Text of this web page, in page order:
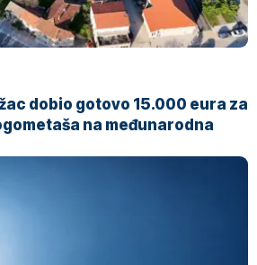
dobio gotovo 15.000 eura za
na međunarodna